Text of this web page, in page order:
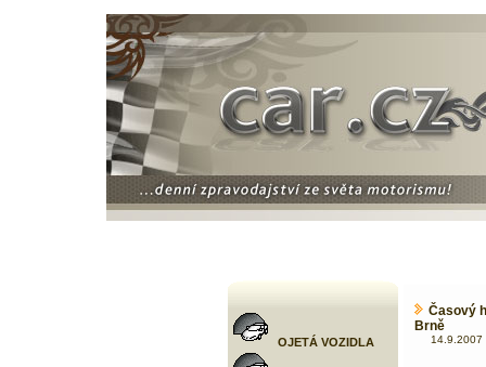
OJETÁ VOZIDLA
Časový
Brně
14.9.2007